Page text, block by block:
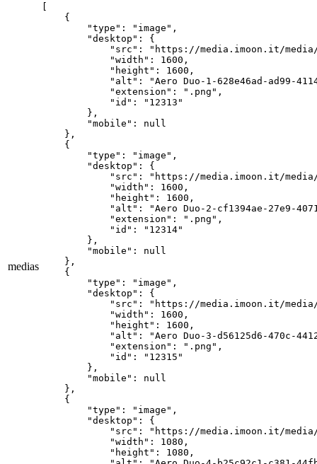
medias
[
    {
        "type": "image",
        "desktop": {
"src": "https://media.imoon.it/
            "width": 1600,
            "height": 1600,
"alt": "Aero Duo-1-628e46ad-ad99-
            "extension": ".png",
            "id": "12313"
        },
        "mobile": null
    },
    {
        "type": "image",
        "desktop": {
"src": "https://media.imoon.it/
            "width": 1600,
            "height": 1600,
"alt": "Aero Duo-2-cf1394ae-27e9-
            "extension": ".png",
            "id": "12314"
        },
        "mobile": null
    },
    {
        "type": "image",
        "desktop": {
"src": "https://media.imoon.it/
            "width": 1600,
            "height": 1600,
"alt": "Aero Duo-3-d56125d6-470c-
            "extension": ".png",
            "id": "12315"
        },
        "mobile": null
    },
    {
        "type": "image",
        "desktop": {
"src": "https://media.imoon.it/
            "width": 1080,
            "height": 1080,